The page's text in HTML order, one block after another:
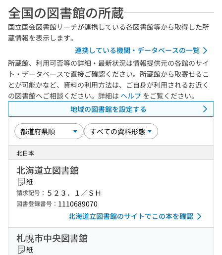
全国の図書館の所蔵
国立国会図書館サーチが連携している各図書館等から取得した所
蔵情報を表示します。
連携している機関・データベースの一覧
所蔵館、利用可否等の詳細・最新状況は情報提供元の各館のサイ
ト・データベースで直接ご確認ください。所蔵館から取寄せるこ
とが可能かなど、資料の利用方法は、ご自身が利用されるお近く
の図書館へご相談ください。詳細は ヘルプ をご覧ください。
地域の図書館を設定する
北日本
北海道立図書館
紙
請求記号： ５２３．１／ＳＨ
図書登録番号： 1110689070
北海道立図書館のサイトでこの本を確認
札幌市中央図書館
紙